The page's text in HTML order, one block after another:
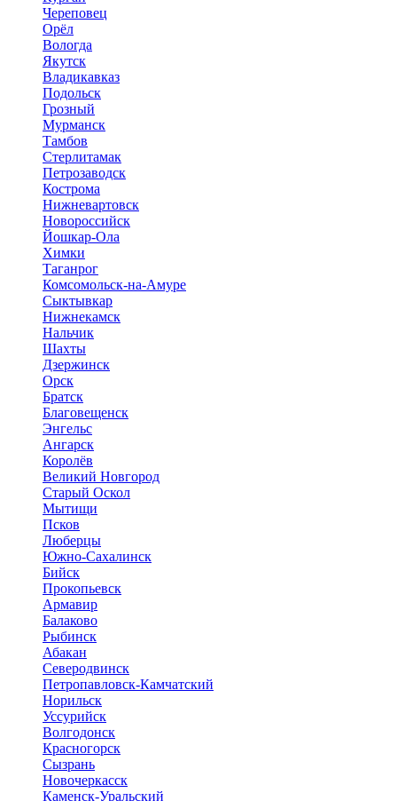
Череповец
Орёл
Вологда
Якутск
Владикавказ
Подольск
Грозный
Мурманск
Тамбов
Стерлитамак
Петрозаводск
Кострома
Нижневартовск
Новороссийск
Йошкар-Ола
Химки
Таганрог
Комсомольск-на-Амуре
Сыктывкар
Нижнекамск
Нальчик
Шахты
Дзержинск
Орск
Братск
Благовещенск
Энгельс
Ангарск
Королёв
Великий Новгород
Старый Оскол
Мытищи
Псков
Люберцы
Южно-Сахалинск
Бийск
Прокопьевск
Армавир
Балаково
Рыбинск
Абакан
Северодвинск
Петропавловск-Камчатский
Норильск
Уссурийск
Волгодонск
Красногорск
Сызрань
Новочеркасск
Каменск-Уральский